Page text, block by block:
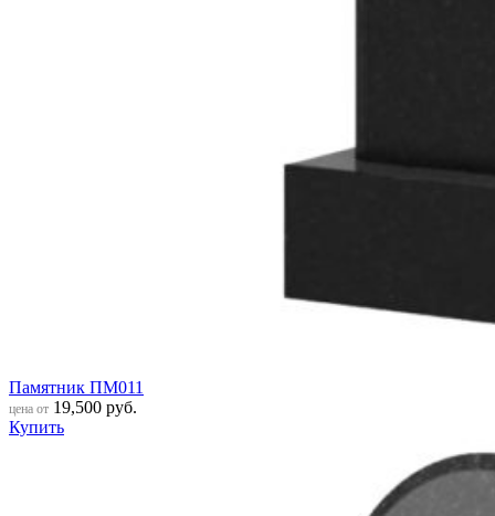
Памятник ПМ011
цена от 19,500 руб.
Купить